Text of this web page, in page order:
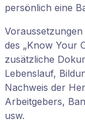
persönlich eine
des „Know Your
zusätzliche
Lebenslauf,
Nachweis der
Arbeitgebers,
usw.